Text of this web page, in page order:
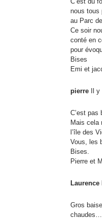
nous tous
au Parc
Ce soir
conté en
pour
Bises
Emi et
pierre Il y
C’est pas
Mais cela
l’île des
Vous, les
Bises.
Pierre et
Laurence
Gros
chaudes…